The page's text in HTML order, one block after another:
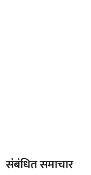
संबंधित समाचार